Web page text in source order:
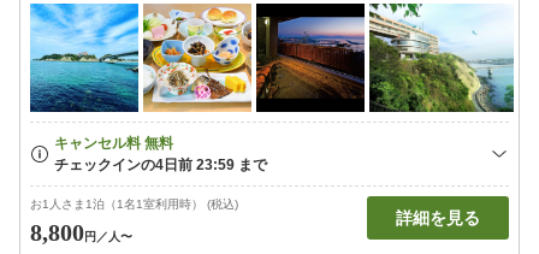
お1人さま1泊（1名1室利用時） (税込)
8,800円 ／人〜
詳細を見る